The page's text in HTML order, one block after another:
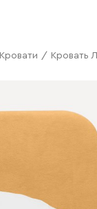
Кровати / Кровать